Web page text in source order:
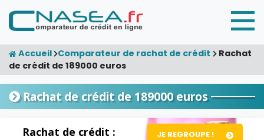
Accueil Comparateur de rachat de crédit
Rachat
de crédit de 189000 euros
Rachat de crédit de 189000 euros
Rachat de crédit : JE REGROUPE !